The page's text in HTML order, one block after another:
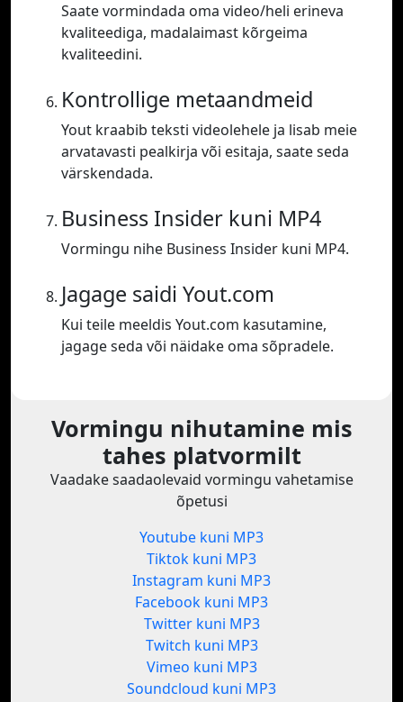
Saate vormindada oma video/heli erineva
kvaliteediga, madalaimast kõrgeima
kvaliteedini.
Kontrollige metaandmeid
Yout kraabib teksti videolehele ja lisab meie
arvatavasti pealkirja või esitaja, saate seda
värskendada.
Business Insider kuni MP4
Vormingu nihe Business Insider kuni MP4.
Jagage saidi Yout.com
Kui teile meeldis Yout.com kasutamine,
jagage seda või näidake oma sõpradele.
Vormingu nihutamine mis
tahes platvormilt
Vaadake saadaolevaid vormingu vahetamise
õpetusi
Youtube kuni MP3
Tiktok kuni MP3
Instagram kuni MP3
Facebook kuni MP3
Twitter kuni MP3
Twitch kuni MP3
Vimeo kuni MP3
Soundcloud kuni MP3